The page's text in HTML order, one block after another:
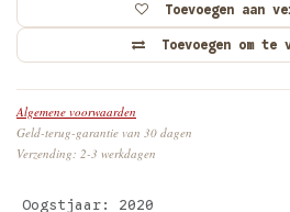
Toevoegen om te
Toevoegen aan
Algemene voorwaarden
Geld-terug-garantie van 30 dagen
Verzending: 2-3 werkdagen
Oogstjaar: 2020